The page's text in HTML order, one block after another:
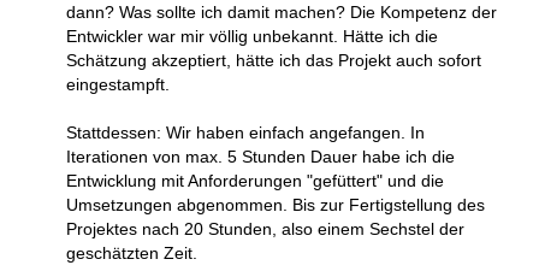
dann? Was sollte ich damit machen? Die Kompetenz der
Entwickler war mir völlig unbekannt. Hätte ich die
Schätzung akzeptiert, hätte ich das Projekt auch sofort
eingestampft.
Stattdessen: Wir haben einfach angefangen. In
Iterationen von max. 5 Stunden Dauer habe ich die
Entwicklung mit Anforderungen "gefüttert" und die
Umsetzungen abgenommen. Bis zur Fertigstellung des
Projektes nach 20 Stunden, also einem Sechstel der
geschätzten Zeit.